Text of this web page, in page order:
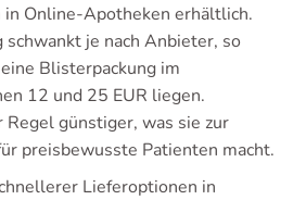
in Online-Apotheken erhältlich.
je nach Anbieter, so
Blisterpackung im
12 und 25 EUR liegen.
Regel günstiger, was sie zur
preisbewusste Patienten macht.
Lieferoptionen in